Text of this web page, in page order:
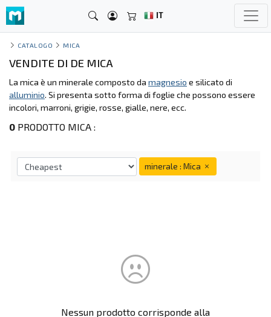
IT
CATALOGO MICA
VENDITE DI DE MICA
La mica è un minerale composto da magnesio e silicato di
alluminio. Si presenta sotto forma di foglie che possono essere
incolori, marroni, grigie, rosse, gialle, nere, ecc.
0 PRODOTTO MICA :
minerale : Mica
Nessun prodotto corrisponde alla